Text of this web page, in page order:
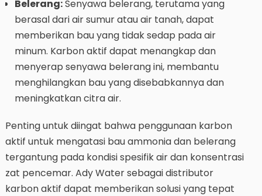
Belerang:Senyawa belerang, terutama yang
berasal dari air sumur atau air tanah, dapat
memberikan bau yang tidak sedap pada air
minum. Karbon aktif dapat menangkap dan
menyerap senyawa belerang ini, membantu
menghilangkan bau yang disebabkannya dan
meningkatkan citra air.
Penting untuk diingat bahwa penggunaan karbon
aktif untuk mengatasi bau ammonia dan belerang
tergantung pada kondisi spesifik air dan konsentrasi
zat pencemar. Ady Water sebagai distributor
karbon aktif dapat memberikan solusi yang tepat